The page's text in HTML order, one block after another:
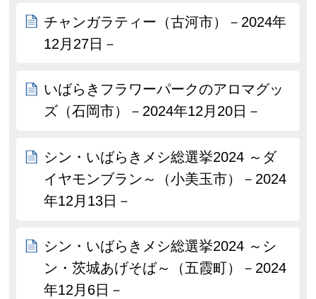
チャンガラティー（古河市）－2024年
12月27日－
いばらきフラワーパークのアロマグッ
ズ（石岡市）－2024年12月20日－
シン・いばらきメシ総選挙2024 ～ダ
イヤモンブラン～（小美玉市）－2024
年12月13日－
シン・いばらきメシ総選挙2024 ～シ
ン・茨城あげそば～（五霞町）－2024
年12月6日－